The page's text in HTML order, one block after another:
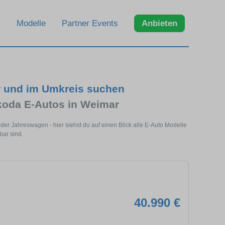
Modelle Partner Events Anbieten
im Umkreis suchen
E-Autos in Weimar
Jahreswagen - hier siehst du auf einen Blick alle E-Auto Modelle
sind.
40.990 €